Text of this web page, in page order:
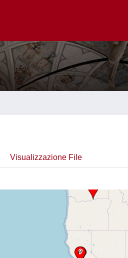
Visualizzazione File